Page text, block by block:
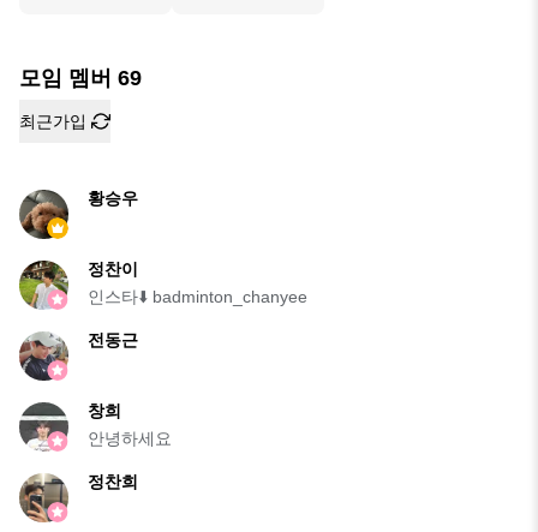
모임 멤버 69
최근가입
황승우
정찬이
인스타⬇️ badminton_chanyee
전동근
창희
안녕하세요
정찬희